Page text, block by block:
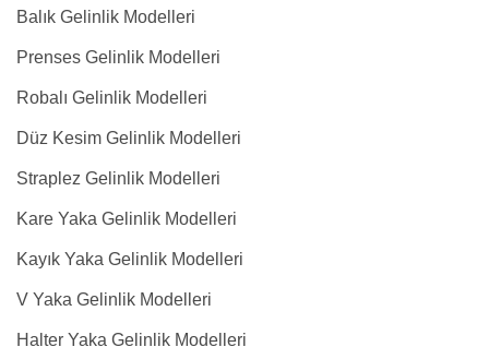
Balık Gelinlik Modelleri
Prenses Gelinlik Modelleri
Robalı Gelinlik Modelleri
Düz Kesim Gelinlik Modelleri
Straplez Gelinlik Modelleri
Kare Yaka Gelinlik Modelleri
Kayık Yaka Gelinlik Modelleri
V Yaka Gelinlik Modelleri
Halter Yaka Gelinlik Modelleri